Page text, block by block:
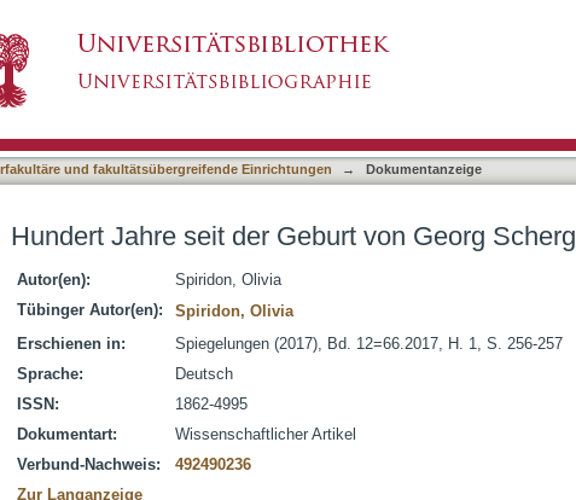
und fakultätsübergreifende Einrichtungen → Dokumentanzeige
Hundert Jahre seit der Geburt von Georg Scherg
Autor(en):
Spiridon, Olivia
Tübinger Autor(en):
Spiridon, Olivia
Erschienen in:
Spiegelungen (2017), Bd. 12=66.2017, H. 1, S. 256-257
Sprache:
Deutsch
ISSN:
1862-4995
Dokumentart:
Wissenschaftlicher Artikel
Verbund-Nachweis:
492490236
Zur Langanzeige